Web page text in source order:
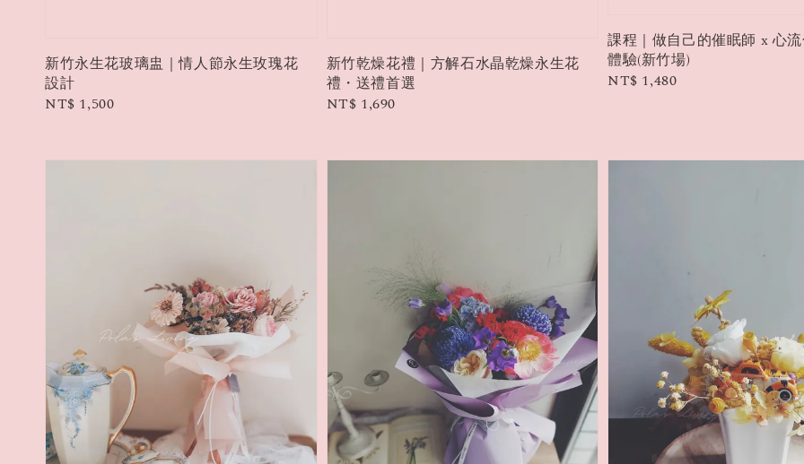
新竹永生花玻璃盅｜情人節永生玫瑰花
設計
Regular
NT$ 1,500
新竹乾燥花禮｜方解石水晶乾燥永生花
禮・送禮首選
Regular
NT$ 1,690
課程｜做自己的催眠師 x 心
體驗(新竹場)
Regular
NT$ 1,480